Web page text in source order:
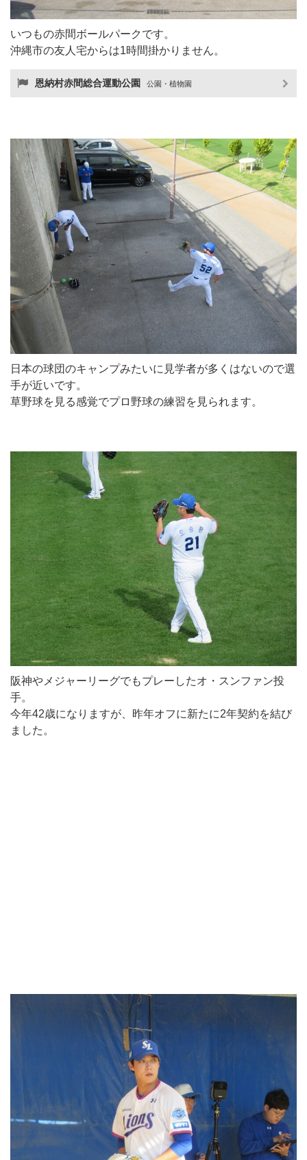
いつもの赤間ボールパークです。
沖縄市の友人宅からは1時間掛かりません。
恩納村赤間総合運動公園 公園・植物園
日本の球団のキャンプみたいに見学者が多くはないので選
手が近いです。
草野球を見る感覚でプロ野球の練習を見られます。
阪神やメジャーリーグでもプレーしたオ・スンファン投
手。
今年42歳になりますが、昨年オフに新たに2年契約を結び
ました。